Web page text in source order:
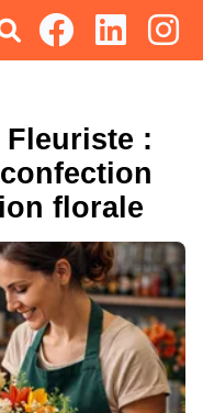
:
florale